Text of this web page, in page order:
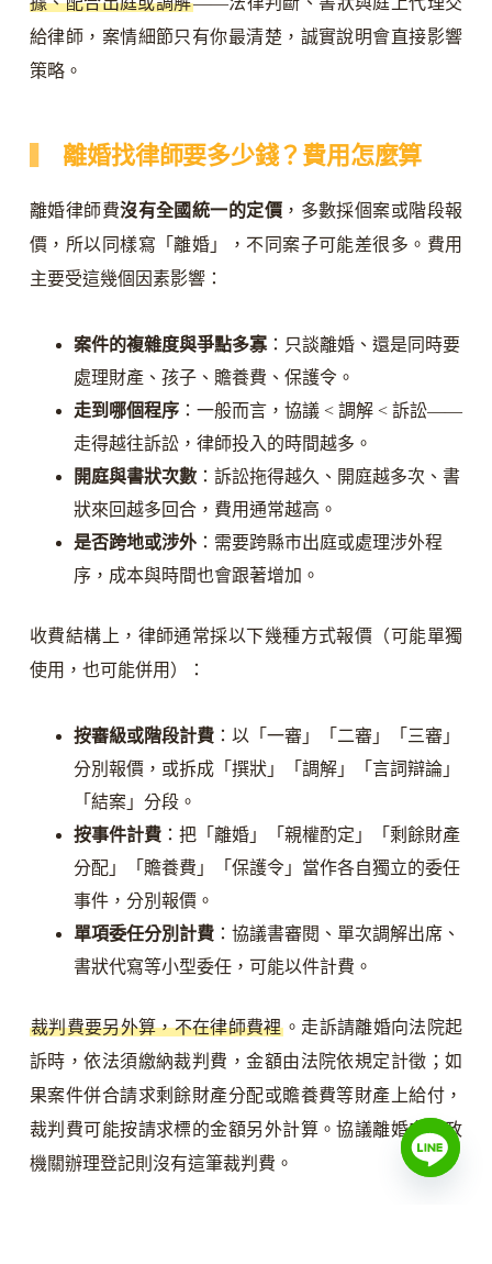
給律師，案情細節只有你最清楚，誠實說明會直接影響
策略。
離婚找律師要多少錢？費用怎麼算
離婚律師費沒有全國統一的定價 ，多數採個案或階段報
價，所以同樣寫「離婚」，不同案子可能差很多。費用
主要受這幾個因素影響：
案件的複雜度與爭點多寡：只談離婚、還是同時要
處理財產、孩子、贍養費、保護令。
走到哪個程序：一般而言，協議 < 調解 < 訴訟——
走得越往訴訟，律師投入的時間越多。
開庭與書狀次數：訴訟拖得越久、開庭越多次、書
狀來回越多回合，費用通常越高。
是否跨地或涉外：需要跨縣市出庭或處理涉外程
序，成本與時間也會跟著增加。
收費結構上，律師通常採以下幾種方式報價（可能單獨
使用，也可能併用）：
按審級或階段計費：以「一審」「二審」「三審」
分別報價，或拆成「撰狀」「調解」「言詞辯論」
「結案」分段。
按事件計費：把「離婚」「親權酌定」「剩餘財產
分配」「贍養費」「保護令」當作各自獨立的委任
事件，分別報價。
單項委任分別計費：協議書審閱、單次調解出席、
書狀代寫等小型委任，可能以件計費。
裁判費要另外算，不在律師費裡 。走訴請離婚向法院起
訴時，依法須繳納裁判費，金額由法院依規定計徵；如
果案件併合請求剩餘財產分配或贍養費等財產上給付，
裁判費可能按請求標的金額另外計算。協議離婚向戶政
機關辦理登記則沒有這筆裁判費。